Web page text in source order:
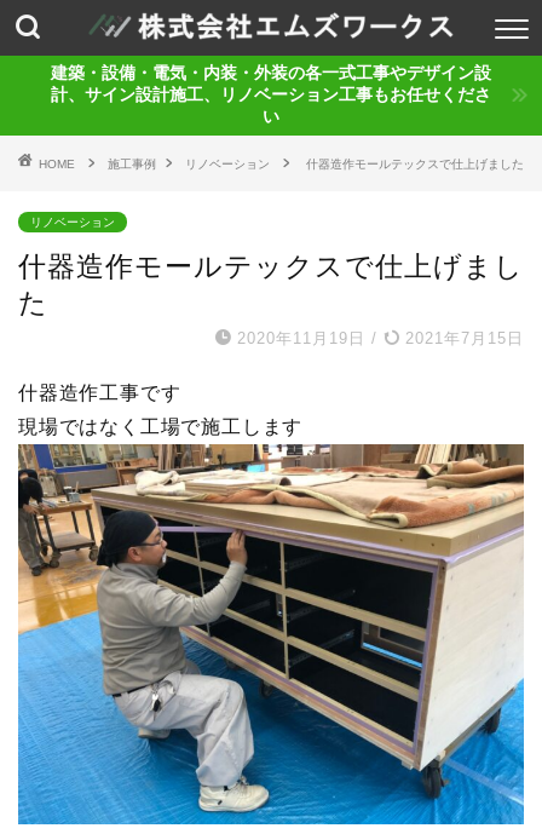
建築・設備・電気・内装・外装の各一式工事やデザイン設
計、サイン設計施工、リノベーション工事もお任せくださ
い
HOME 施工事例 リノベーション 什器造作モールテックスで仕上げました
リノベーション
什器造作モールテックスで仕上げまし
た
2020年11月19日 / 2021年7月15日
什器造作工事です
現場ではなく工場で施工します